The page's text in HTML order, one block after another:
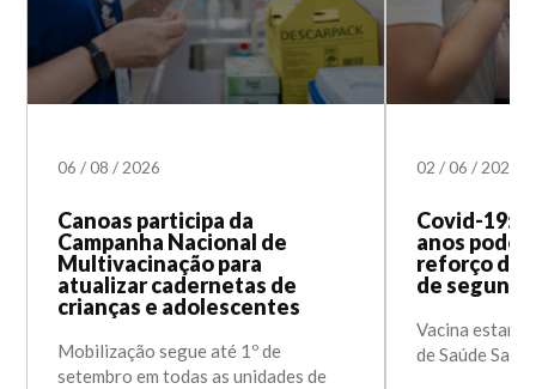
06/08/ 2026
Canoas participa da
Campanha Nacional de
Multivacinação para
atualizar cadernetas de
crianças e adolescentes
Mobilização segue até 1º de
setembro em todas as unidades de
02/06/ 2023
Covid-19:
anos
reforço da
de
Vacina estará
de Saúde